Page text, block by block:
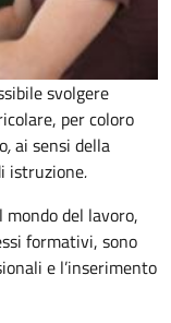
svolgere
per coloro
,ai sensi della
istruzione.
del lavoro,
formativi, sono
e l’inserimento